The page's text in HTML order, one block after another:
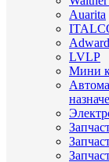
Auarita
LVLP
Мини